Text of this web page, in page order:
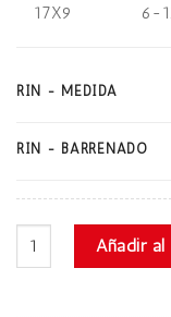
17X9 6-
RIN - MEDIDA
RIN - BARRENADO
Liquid Metal Colt
Añadir